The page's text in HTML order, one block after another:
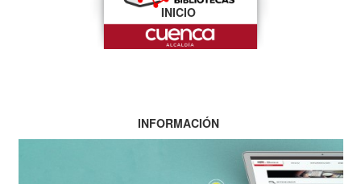
INICIO
INFORMACIÓN